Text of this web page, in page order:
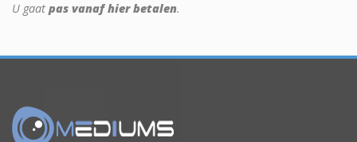
U gaat pas vanaf hier betalen.